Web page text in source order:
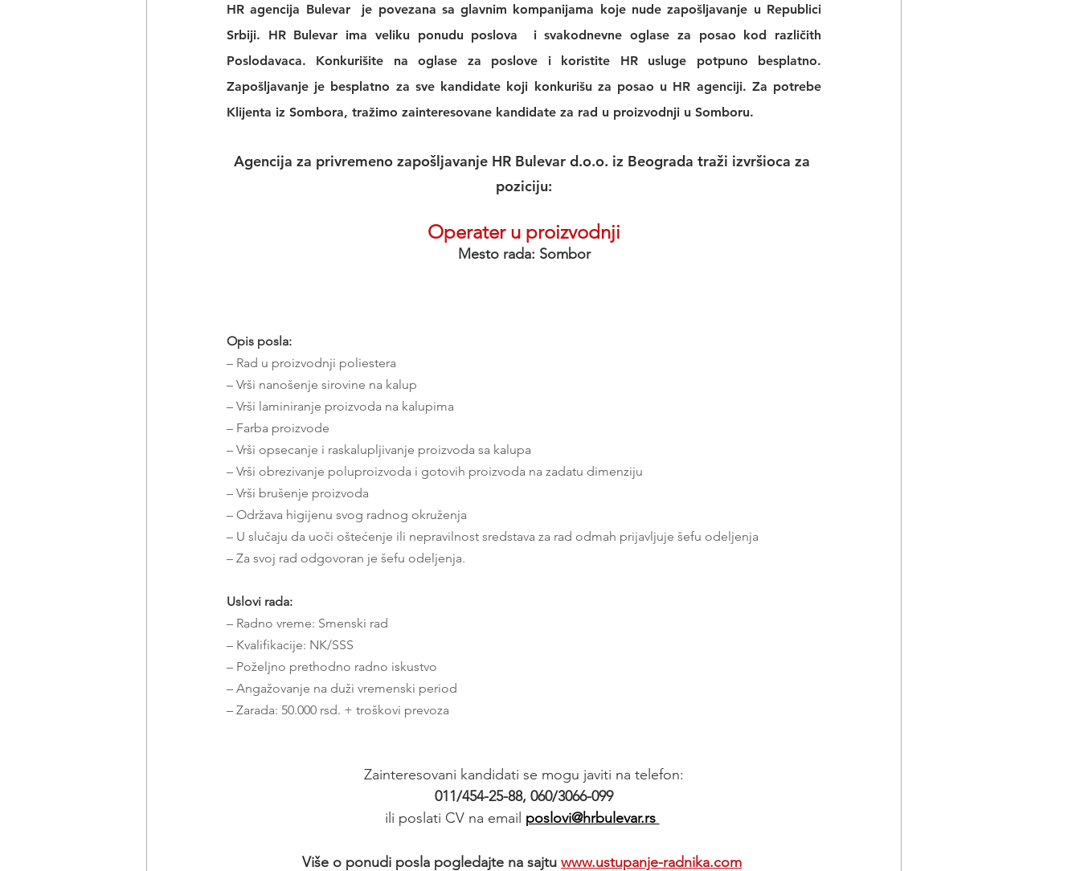
HR agencija Bulevar
  je povezana sa glavnim kompanijama koje nude zapošljavanje u Republici
Srbiji. HR Bulevar ima veliku ponudu poslova
  i svakodnevne
oglase za posao kod različith
Poslodavaca. Konkurišite na oglase za poslove i koristite HR usluge potpuno besplatno.
Zapošljavanje je besplatno za sve kandidate koji konkurišu za posao u HR agenciji. Za potrebe
Klijenta iz Sombora, tražimo zainteresovane kandidate za rad u proizvodnji u Somboru.
Agencija za privremeno zapošljavanje HR Bulevar d.o.o. iz Beograda traži izvršioca za
poziciju:
Operater u proizvodnji
Mesto rada: Sombor
Opis posla:
– Rad u proizvodnji poliestera
– Vrši nanošenje sirovine na kalup
– Vrši laminiranje proizvoda na kalupima
– Farba proizvode
– Vrši opsecanje i raskalupljivanje proizvoda sa kalupa
– Vrši obrezivanje poluproizvoda i gotovih proizvoda na zadatu dimenziju
– Vrši brušenje proizvoda
– Održava higijenu svog radnog okruženja
– U slučaju da uoči oštećenje ili nepravilnost sredstava za rad odmah prijavljuje šefu odeljenja
– Za svoj rad odgovoran je šefu odeljenja.
Uslovi rada:
– Radno vreme: Smenski rad
– Kvalifikacije: NK/SSS
– Poželjno prethodno radno iskustvo
– Angažovanje na duži vremenski period
– Zarada: 50.000 rsd. + troškovi prevoza
Zainteresovani kandidati se mogu javiti na telefon:
011/454-25-88, 060/3066-099
ili poslati CV na email poslovi@hrbulevar.rs
Više o ponudi posla pogledajte na sajtu www.ustupanje-radnika.com